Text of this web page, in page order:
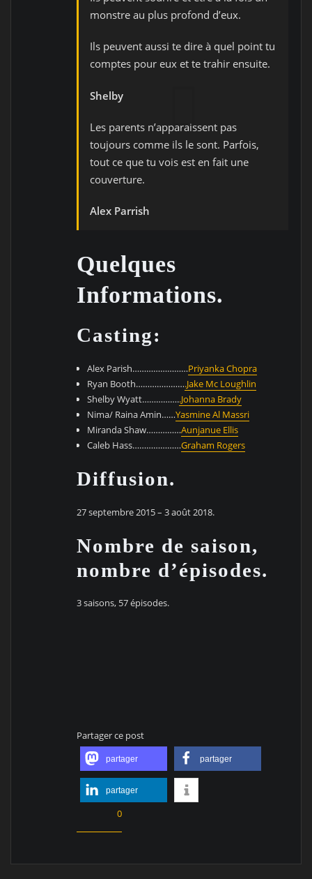
monstre au plus profond d’eux.
Ils peuvent aussi te dire à quel point tu
comptes pour eux et te trahir ensuite.
Shelby
Les parents n’apparaissent pas
toujours comme ils le sont. Parfois,
tout ce que tu vois est en fait une
couverture.
Alex Parrish
Quelques
Informations.
Casting:
Alex Parish……………………Priyanka Chopra
Ryan Booth………………….Jake Mc Loughlin
Shelby Wyatt……………..Johanna Brady
Nima/ Raina Amin……Yasmine Al Massri
Miranda Shaw……………Aunjanue Ellis
Caleb Hass…………………Graham Rogers
Diffusion.
27 septembre 2015 – 3 août 2018.
Nombre de saison,
nombre d’épisodes.
3 saisons, 57 épisodes.
Partager ce post
partager partager
partager
0